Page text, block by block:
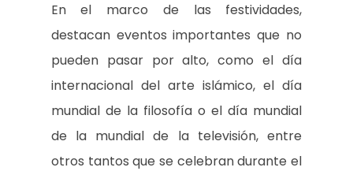
En el marco de las festividades,
destacan eventos importantes que no
pueden pasar por alto, como el día
internacional del arte islámico, el día
mundial de la filosofía o el día mundial
de la mundial de la televisión, entre
otros tantos que se celebran durante el